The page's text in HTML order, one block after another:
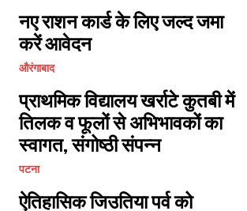
नए राशन कार्ड के लिए जल्द जमा
करें आवेदन
औरंगाबाद
प्राथमिक विद्यालय खर्राटे कुतबी में
तिलक व फूलों से अभिभावकों का
स्वागत, संगोष्ठी संपन्न
पटना
ऐतिहासिक जिउतिया पर्व को